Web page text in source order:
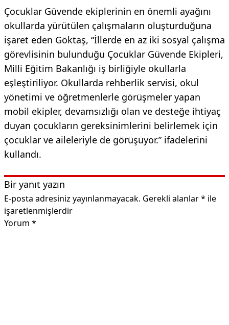
Çocuklar Güvende ekiplerinin en önemli ayağını
okullarda yürütülen çalışmaların oluşturduğuna
işaret eden Göktaş, “İllerde en az iki sosyal çalışma
görevlisinin bulunduğu Çocuklar Güvende Ekipleri,
Milli Eğitim Bakanlığı iş birliğiyle okullarla
eşleştiriliyor. Okullarda rehberlik servisi, okul
yönetimi ve öğretmenlerle görüşmeler yapan
mobil ekipler, devamsızlığı olan ve desteğe ihtiyaç
duyan çocukların gereksinimlerini belirlemek için
çocuklar ve aileleriyle de görüşüyor.” ifadelerini
kullandı.
Bir yanıt yazın
E-posta adresiniz yayınlanmayacak. Gerekli alanlar* ile
işaretlenmişlerdir
Yorum *